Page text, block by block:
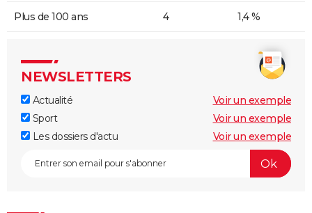
Plus de 100 ans 4 1,4 %
NEWSLETTERS
Actualité
Voir un exemple
Sport
Voir un exemple
Les dossiers d'actu
Voir un exemple